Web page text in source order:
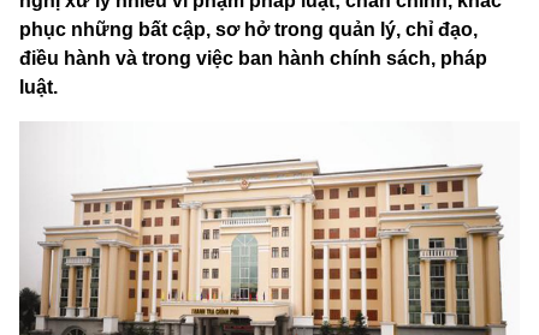
phục những bất cập, sơ hở trong quản lý, chỉ đạo,
điều hành và trong việc ban hành chính sách, pháp
luật.